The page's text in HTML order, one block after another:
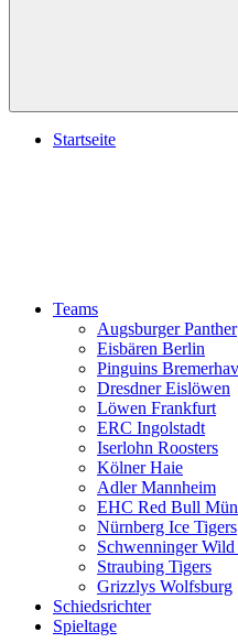
Startseite
Teams
Augsburger Panther
Eisbären Berlin
Pinguins
Dresdner Eislöwen
Löwen Frankfurt
ERC Ingolstadt
Iserlohn Roosters
Kölner Haie
Adler Mannheim
EHC Red Bull
Nürnberg Ice Tigers
Schwenninger
Straubing Tigers
Grizzlys Wolfsburg
Schiedsrichter
Spieltage